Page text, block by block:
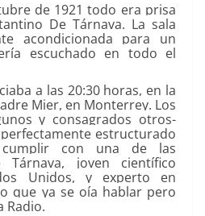
de 1921 todo era prisa
De Tárnava. La sala
acondicionada para un
escuchado en todo el
a las 20:30 horas, en la
Mier, en Monterrey. Los
y consagrados otros-
estructurado
con una de las
joven científico
Unidos, y experto en
que ya se oía hablar pero
Radio.